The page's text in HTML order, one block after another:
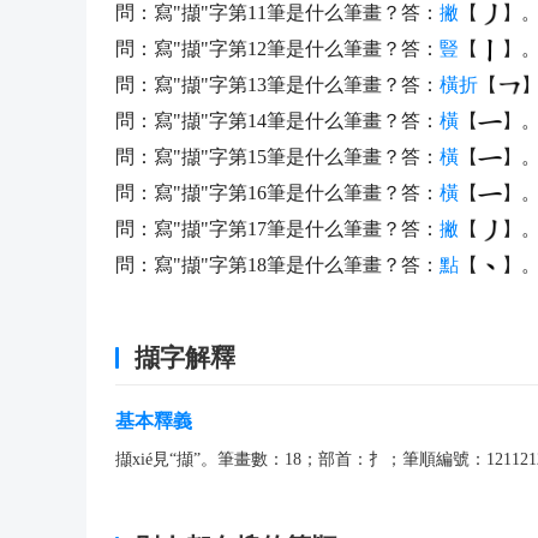
問：寫"擷"字第11筆是什么筆畫？答： 撇 【
】。
問：寫"擷"字第12筆是什么筆畫？答： 豎 【
】。
問：寫"擷"字第13筆是什么筆畫？答： 橫折 【
問：寫"擷"字第14筆是什么筆畫？答： 橫 【
】。
問：寫"擷"字第15筆是什么筆畫？答： 橫 【
】。
問：寫"擷"字第16筆是什么筆畫？答： 橫 【
】。
問：寫"擷"字第17筆是什么筆畫？答： 撇 【
】。
問：寫"擷"字第18筆是什么筆畫？答： 點 【 】。
擷字解釋
基本釋義
擷xié見“擷”。筆畫數：18；部首：扌；筆順編號：